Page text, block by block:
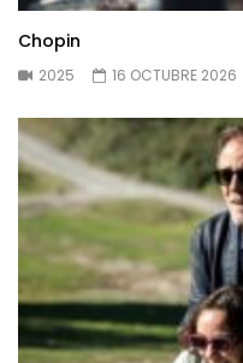
Chopin
2025 16 OCTUBRE 2026